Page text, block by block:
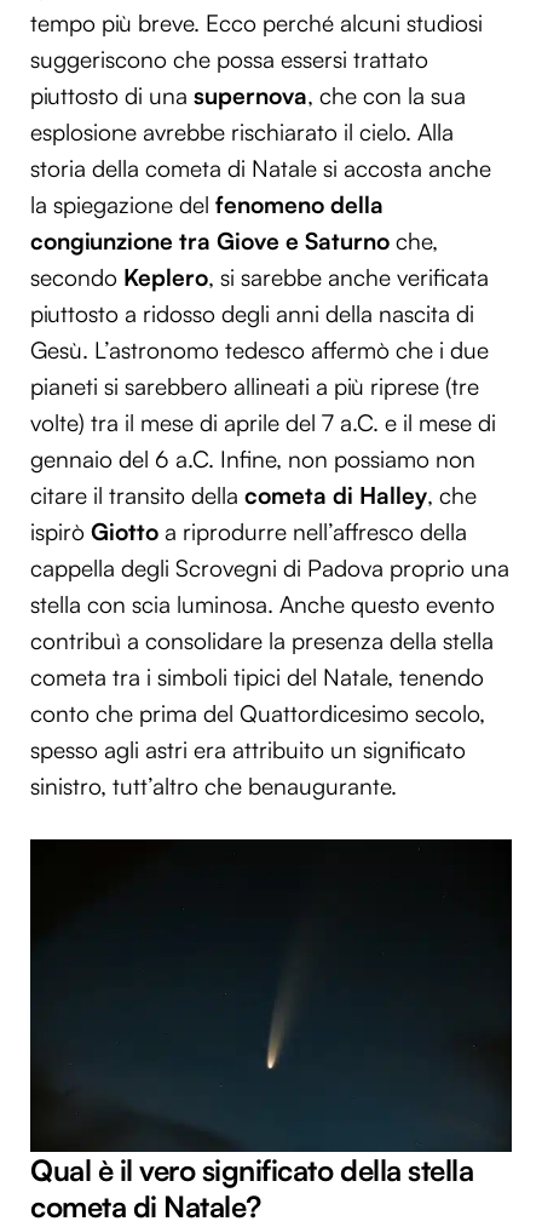
tempo più breve. Ecco perché alcuni studiosi
suggeriscono che possa essersi trattato
piuttosto di una supernova, che con la sua
esplosione avrebbe rischiarato il cielo. Alla
storia della cometa di Natale si accosta anche
la spiegazione del fenomeno della
congiunzione tra Giove e Saturno che,
secondo Keplero, si sarebbe anche verificata
piuttosto a ridosso degli anni della nascita di
Gesù. L’astronomo tedesco affermò che i due
pianeti si sarebbero allineati a più riprese (tre
volte) tra il mese di aprile del 7 a.C. e il mese di
gennaio del 6 a.C. Infine, non possiamo non
citare il transito della cometa di Halley, che
ispirò Giotto a riprodurre nell’affresco della
cappella degli Scrovegni di Padova proprio una
stella con scia luminosa. Anche questo evento
contribuì a consolidare la presenza della stella
cometa tra i simboli tipici del Natale, tenendo
conto che prima del Quattordicesimo secolo,
spesso agli astri era attribuito un significato
sinistro, tutt’altro che benaugurante.
Qual è il vero significato della stella
cometa di Natale?